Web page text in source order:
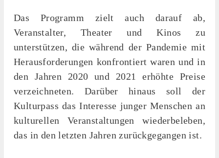
Das Programm zielt auch darauf ab,
Veranstalter, Theater und Kinos zu
unterstützen, die während der Pandemie mit
Herausforderungen konfrontiert waren und in
den Jahren 2020 und 2021 erhöhte Preise
verzeichneten. Darüber hinaus soll der
Kulturpass das Interesse junger Menschen an
kulturellen Veranstaltungen wiederbeleben,
das in den letzten Jahren zurückgegangen ist.